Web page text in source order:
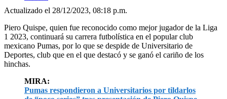
Actualizado el 28/12/2023, 08:18 p.m.
Piero Quispe, quien fue reconocido como mejor jugador de la Liga
1 2023, continuará su carrera futbolística en el popular club
mexicano Pumas, por lo que se despide de Universitario de
Deportes, club que en el que destacó y se ganó el cariño de los
hinchas.
MIRA:
Pumas respondieron a Universitarios por tildarlos